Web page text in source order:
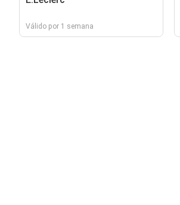
Válido por 1 semana